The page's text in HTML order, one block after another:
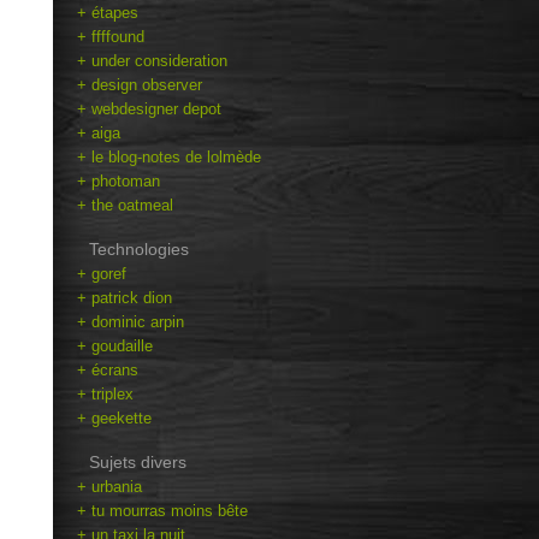
+ étapes
+ ffffound
+ under consideration
+ design observer
+ webdesigner depot
+ aiga
+ le blog-notes de lolmède
+ photoman
+ the oatmeal
Technologies
+ goref
+ patrick dion
+ dominic arpin
+ goudaille
+ écrans
+ triplex
+ geekette
Sujets divers
+ urbania
+ tu mourras moins bête
+ un taxi la nuit